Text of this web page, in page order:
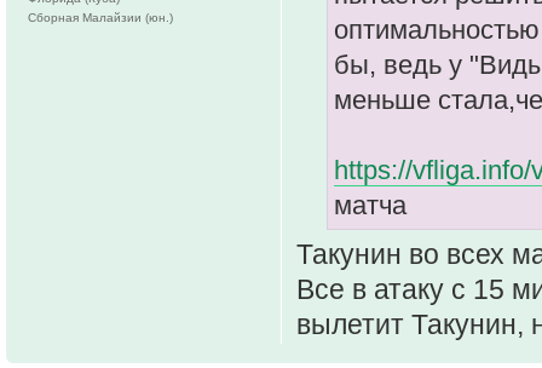
бы, ведь у
меньше
https://vfliga.info/
матча
Такунин во всех
Все в атаку с 15
вылетит Такунин,
Сборная Малайзии (юн.)